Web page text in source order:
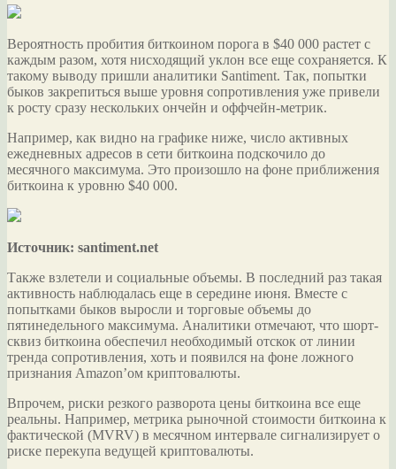
Вероятность пробития биткоином порога в $40 000 растет с
каждым разом, хотя нисходящий уклон все еще сохраняется. К
такому выводу пришли аналитики Santiment. Так, попытки
быков закрепиться выше уровня сопротивления уже привели
к росту сразу нескольких ончейн и оффчейн-метрик.
Например, как видно на графике ниже, число активных
ежедневных адресов в сети биткоина подскочило до
месячного максимума. Это произошло на фоне приближения
биткоина к уровню $40 000.
Источник: santiment.net
Также взлетели и социальные объемы. В последний раз такая
активность наблюдалась еще в середине июня. Вместе с
попытками быков выросли и торговые объемы до
пятинедельного максимума. Аналитики отмечают, что шорт-
сквиз биткоина обеспечил необходимый отскок от линии
тренда сопротивления, хоть и появился на фоне ложного
признания Amazon’ом криптовалюты.
Впрочем, риски резкого разворота цены биткоина все еще
реальны. Например, метрика рыночной стоимости биткоина к
фактической (MVRV) в месячном интервале сигнализирует о
риске перекупа ведущей криптовалюты.